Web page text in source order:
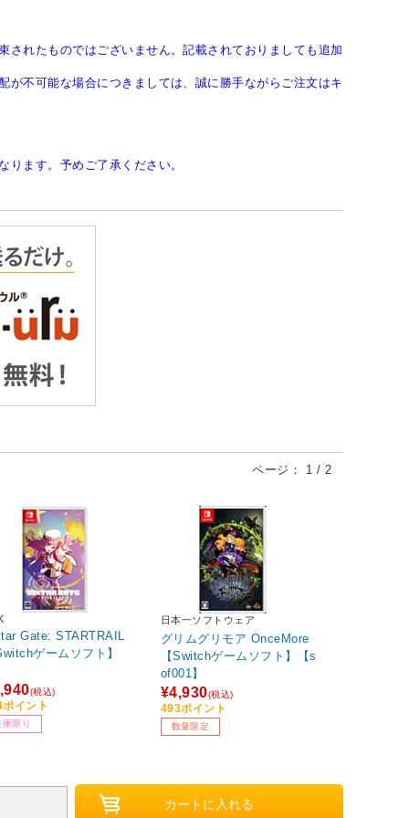
れたものではございません。記載されておりましても追加
不可能な場合につきましては、誠に勝手ながらご注文はキ
ます。予めご了承ください。
ページ： 1 / 2
Gate: STARTRAIL
ゲームソフト】
(税込)
イント
庫限り
日本一ソフトウェア
グリムグリモア OnceMore
【Switchゲームソフト】【s
of001】
¥4,930(税込)
493ポイント
数量限定